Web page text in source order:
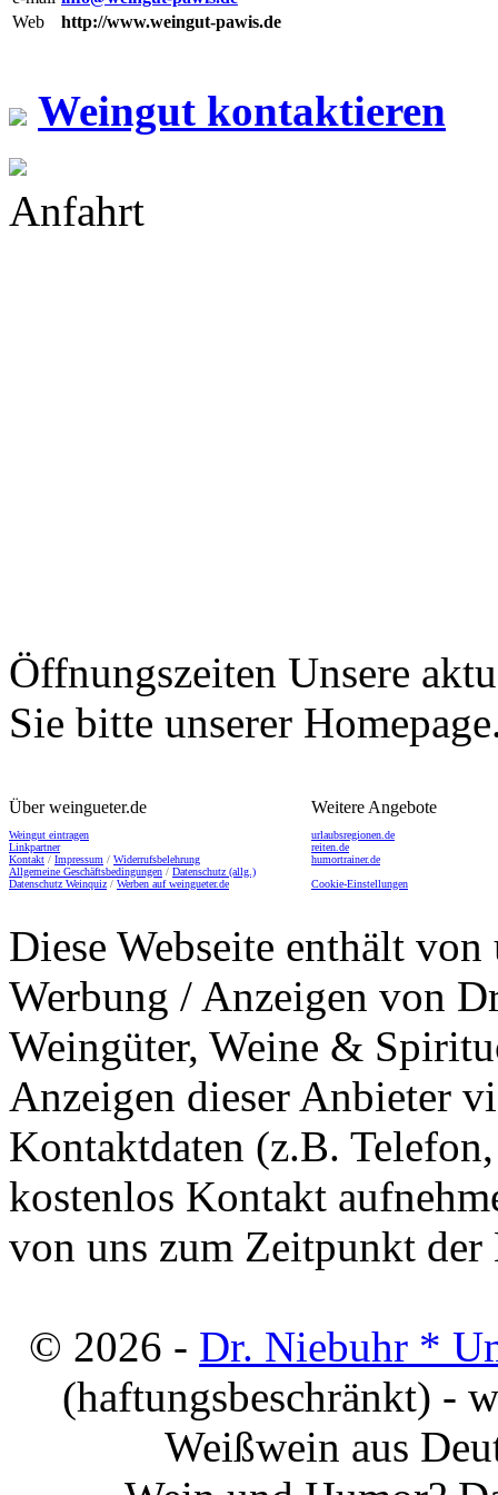
Web
http://www.weingut-pawis.de
Weingut kontaktieren
Anfahrt
Öffnungszeiten Unsere
Sie bitte unserer
Über weingueter.de
Weingut eintragen
Linkpartner
Kontakt / Impressum / Widerrufsbelehrung
Allgemeine Geschäftsbedingungen / Datenschutz (allg.)
Datenschutz Weinquiz / Werben auf weingueter.de
Weitere Angebote
urlaubsregionen.de
reiten.de
humortrainer.de
Cookie-Einstellungen
Diese Webseite enthält
Werbung / Anzeigen von
Weingüter, Weine &
Anzeigen dieser Anbieter
Kontaktdaten (z.B.
kostenlos Kontakt
von uns zum Zeitpunkt
© 2026 - Dr. Niebuhr *
(haftungsbeschränkt) -
Weißwein aus